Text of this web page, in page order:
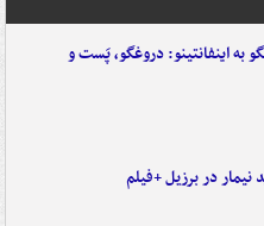
به اینفانتینو: دروغگو، پَست‌ و
در برزیل +فیلم